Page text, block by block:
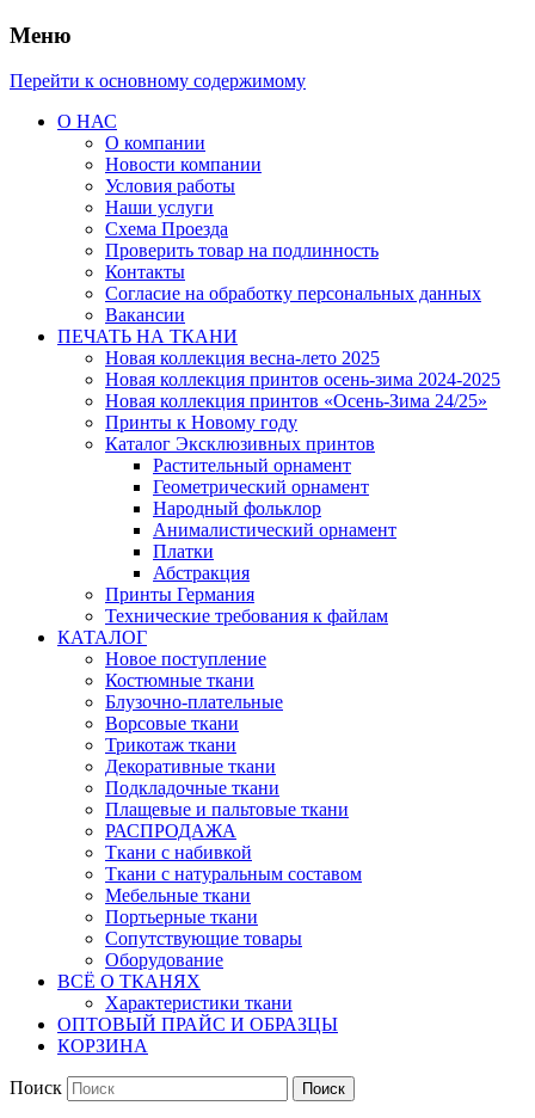
Меню
Перейти к основному содержимому
О НАС
О компании
Новости компании
Условия работы
Наши услуги
Схема Проезда
Проверить товар на подлинность
Контакты
Согласие на обработку персональных данных
Вакансии
ПЕЧАТЬ НА ТКАНИ
Новая коллекция весна-лето 2025
Новая коллекция принтов осень-зима 2024-2025
Новая коллекция принтов «Осень-Зима 24/25»
Принты к Новому году
Каталог Эксклюзивных принтов
Растительный орнамент
Геометрический орнамент
Народный фольклор
Анималистический орнамент
Платки
Абстракция
Принты Германия
Технические требования к файлам
КАТАЛОГ
Новое поступление
Костюмные ткани
Блузочно-плательные
Ворсовые ткани
Трикотаж ткани
Декоративные ткани
Подкладочные ткани
Плащевые и пальтовые ткани
РАСПРОДАЖА
Ткани с набивкой
Ткани с натуральным составом
Мебельные ткани
Портьерные ткани
Сопутствующие товары
Оборудование
ВСЁ О ТКАНЯХ
Характеристики ткани
ОПТОВЫЙ ПРАЙС И ОБРАЗЦЫ
КОРЗИНА
Поиск